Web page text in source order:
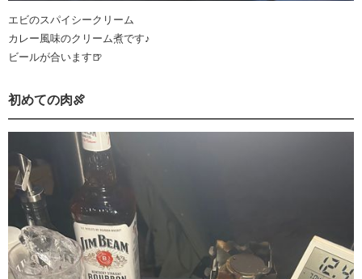
エビのスパイシークリーム
カレー風味のクリーム煮です♪
ビールが合います🍺
初めての肉🍖